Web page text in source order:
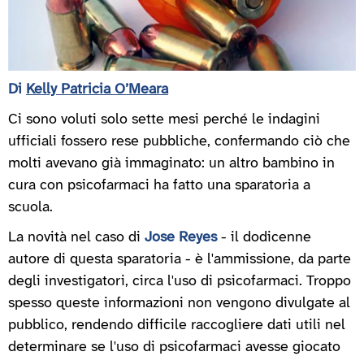
Di Kelly Patricia O’Meara
Ci sono voluti solo sette mesi perché le indagini
ufficiali fossero rese pubbliche, confermando ciò che
molti avevano già immaginato: un altro bambino in
cura con psicofarmaci ha fatto una sparatoria a
scuola.
La novità nel caso di Jose Reyes- il dodicenne
autore di questa sparatoria - è l'ammissione, da parte
degli investigatori, circa l'uso di psicofarmaci. Troppo
spesso queste informazioni non vengono divulgate al
pubblico, rendendo difficile raccogliere dati utili nel
determinare se l'uso di psicofarmaci avesse giocato